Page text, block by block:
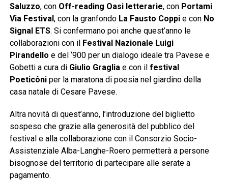
Saluzzo, con Off-reading Oasi letterarie, con Portami
Via Festival , con la granfondo La Fausto Coppie con No
Signal ETS. Si confermano poi anche quest’anno le
collaborazioni con il Festival Nazionale Luigi
Pirandello e del ‘900 per un dialogo ideale tra Pavese e
Gobetti a cura di Giulio Gragliae con il festival
Poeticôniper la maratona di poesia nel giardino della
casa natale di Cesare Pavese.
Altra novità di quest’anno, l’introduzione del biglietto
sospeso che grazie alla generosità del pubblico del
festival e alla collaborazione con il Consorzio Socio-
Assistenziale Alba-Langhe-Roero permetterà a persone
bisognose del territorio di partecipare alle serate a
pagamento.